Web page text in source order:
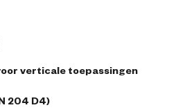
verticale toepassingen
204 D4)